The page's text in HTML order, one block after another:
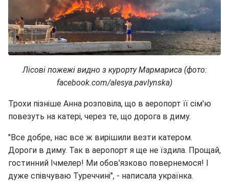
Лісові пожежі видно з курорту Мармариса (фото:
facebook.com/alesya.pavlynska)
Трохи пізніше Анна розповіла, що в аеропорт її сім'ю
повезуть на катері, через те, що дорога в диму.
"Все добре, нас все ж вирішили везти катером.
Дороги в диму. Так в аеропорт я ще не їздила. Прощай,
гостинний Ічмелер! Ми обов'язково повернемося! І
дуже співчуваю Туреччині", - написала українка.